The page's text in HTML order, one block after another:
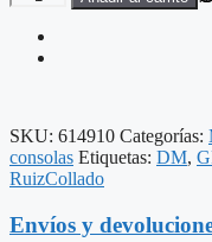
LACADO
GRANATE
DM
35
X
80
cantidad
SKU: 614910 Categorías:
consolas Etiquetas: DM,
RuizCollado
Envíos y